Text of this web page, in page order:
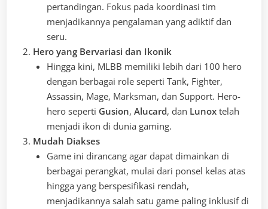
pertandingan. Fokus pada koordinasi tim
menjadikannya pengalaman yang adiktif dan
seru.
Hero yang Bervariasi dan Ikonik
Hingga kini, MLBB memiliki lebih dari 100 hero
dengan berbagai role seperti Tank, Fighter,
Assassin, Mage, Marksman, dan Support. Hero-
hero seperti Gusion, Alucard, dan Lunoxtelah
menjadi ikon di dunia gaming.
Mudah Diakses
Game ini dirancang agar dapat dimainkan di
berbagai perangkat, mulai dari ponsel kelas atas
hingga yang berspesifikasi rendah,
menjadikannya salah satu game paling inklusif di